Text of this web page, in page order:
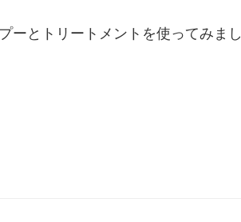
ーとトリートメントを使ってみまし